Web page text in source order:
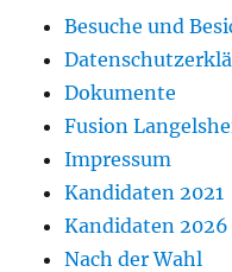
Besuche und
Dokumente
Fusion
Impressum
Kandidaten 2021
Kandidaten 2026
Nach der Wahl